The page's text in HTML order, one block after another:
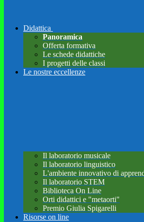
Didattica
Panoramica
Offerta formativa
Le schede didattiche
I progetti delle classi
Le nostre eccellenze
Il laboratorio musicale
Il laboratorio linguistico
L'ambiente innovativo di
Il laboratorio STEM
Biblioteca On Line
Orti didattici e "metaorti"
Premio Giulia Spigarelli
Risorse on line